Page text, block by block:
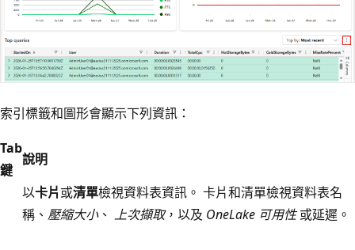
索引標籤和圖形會顯示下列資訊：
Tab
鍵
說明
以卡片或清單檢視資料表資訊。 卡片和清單檢視資料表名
稱、 壓縮大小、 上次擷取，以及 OneLake 可用性或延遲。